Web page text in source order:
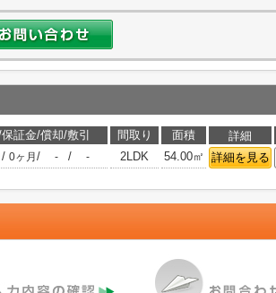
証金/償却/敷引 間取り 面積 詳細
/ 0ヶ月 / - / - 2LDK 54.00㎡ 詳細を見る